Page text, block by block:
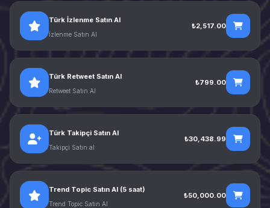
Türk İzlenme Satın Al
İzlenme Satın Al
₺2,517.00
Türk Retweet Satın Al
Retweet Satın Al
₺799.00
Türk Takipçi Satın Al
Takipçi Satın al
₺30,438.99
Trend Topic Satın Al (5 saat)
Trend Topic Satın Al
₺50,000.00